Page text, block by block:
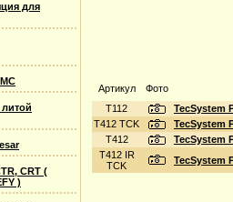
для
CRT (
)
Артикул
Фото
T112
TecSystem
T412 TCK
TecSystem
T412
TecSystem
T412 IR
TCK
TecSystem